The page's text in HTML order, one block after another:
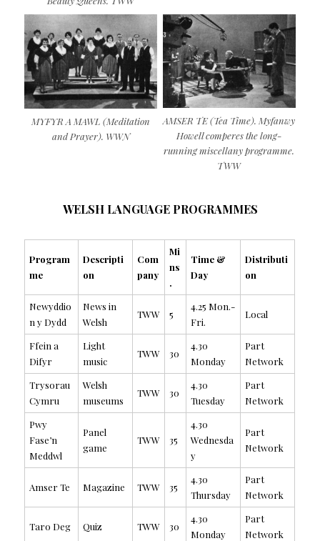
MYFYR A MAWL (Meditation
and Prayer). WWN
AMSER TE (Tea Time). Myfanwy
Howell comperes the long-
running miscellany programme.
TWW
WELSH LANGUAGE PROGRAMMES
Program
me
Descripti
on
Com
pany
Mi
ns
.
Time &
Day
Distributi
on
Newyddio
n y Dydd
News in
Welsh
TWW 5
4.25 Mon.-
Fri.
Local
Ffein a
Difyr
Light
music
TWW 30
4.30
Monday
Part
Network
Trysorau
Cymru
Welsh
museums
TWW 30
4.30
Tuesday
Part
Network
Pwy
Fase’n
Meddwl
Panel
game
TWW 35
4.30
Wednesda
y
Part
Network
Amser Te Magazine TWW 35
4.30
Thursday
Part
Network
Taro Deg Quiz TWW 30
4.30
Monday
Part
Network